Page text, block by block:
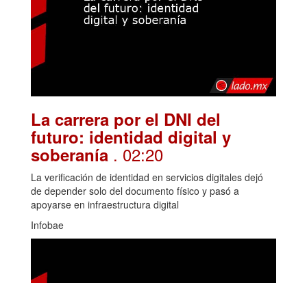
La carrera por el DNI del
futuro: identidad digital y
soberanía . 02:20
La verificación de identidad en servicios digitales dejó
de depender solo del documento físico y pasó a
apoyarse en infraestructura digital
Infobae